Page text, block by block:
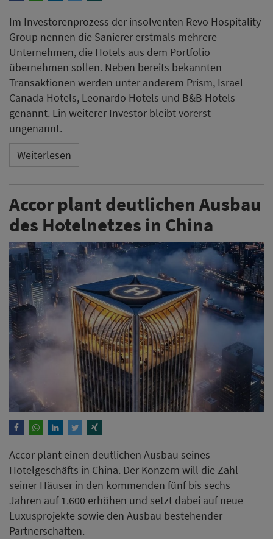
Im Investorenprozess der insolventen Revo Hospitality
Group nennen die Sanierer erstmals mehrere
Unternehmen, die Hotels aus dem Portfolio
übernehmen sollen. Neben bereits bekannten
Transaktionen werden unter anderem Prism, Israel
Canada Hotels, Leonardo Hotels und B&B Hotels
genannt. Ein weiterer Investor bleibt vorerst
ungenannt.
Weiterlesen
Accor plant deutlichen Ausbau
des Hotelnetzes in China
Accor plant einen deutlichen Ausbau seines
Hotelgeschäfts in China. Der Konzern will die Zahl
seiner Häuser in den kommenden fünf bis sechs
Jahren auf 1.600 erhöhen und setzt dabei auf neue
Luxusprojekte sowie den Ausbau bestehender
Partnerschaften.